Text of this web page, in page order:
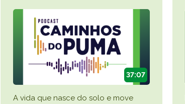
37:07
A vida que nasce do solo e move